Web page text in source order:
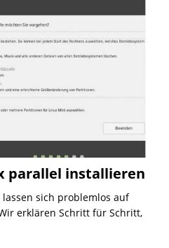
parallel installieren
sich problemlos auf
erklären Schritt für Schritt,